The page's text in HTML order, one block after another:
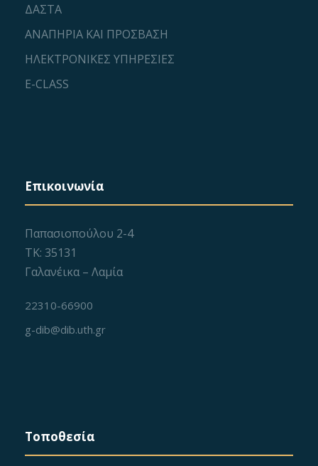
ΔΑΣΤΑ
ΑΝΑΠΗΡΙΑ ΚΑΙ ΠΡΟΣΒΑΣΗ
ΗΛΕΚΤΡΟΝΙΚΕΣ ΥΠΗΡΕΣΙΕΣ
E-CLASS
Επικοινωνία
Παπασιοπούλου 2-4
ΤΚ: 35131
Γαλανέικα – Λαμία
22310-66900
g-dib@dib.uth.gr
Τοποθεσία